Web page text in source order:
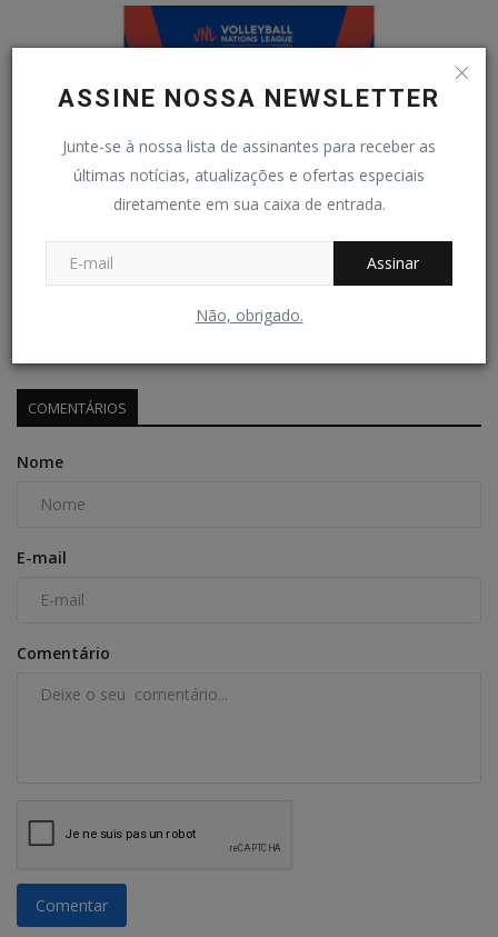
ASSINE NOSSA NEWSLETTER
Junte-se à nossa lista de assinantes para receber as
últimas notícias, atualizações e ofertas especiais
diretamente em sua caixa de entrada.
Assinar
Não, obrigado.
Ingressos para a Liga das Nações de Vôlei 2026
COMENTÁRIOS
Nome
E-mail
Comentário
Comentar